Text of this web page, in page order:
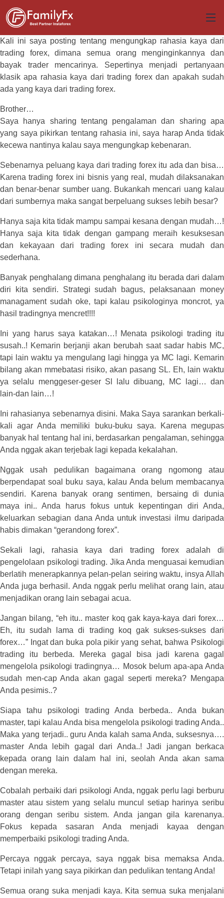
Kali ini saya posting tentang mengungkap rahasia kaya dari
trading forex, dimana semua orang menginginkannya dan
bayak trader mencarinya. Sepertinya menjadi pertanyaan
klasik apa rahasia kaya dari trading forex dan apakah sudah
ada yang kaya dari trading forex.
Brother…
Saya hanya sharing tentang pengalaman dan sharing apa
yang saya pikirkan tentang rahasia ini, saya harap Anda tidak
kecewa nantinya kalau saya mengungkap kebenaran.
Sebenarnya peluang kaya dari trading forex itu ada dan bisa…
Karena trading forex ini bisnis yang real, mudah dilaksanakan
dan benar-benar sumber uang. Bukankah mencari uang kalau
dari sumbernya maka sangat berpeluang sukses lebih besar?
Hanya saja kita tidak mampu sampai kesana dengan mudah…!
Hanya saja kita tidak dengan gampang meraih kesuksesan
dan kekayaan dari trading forex ini secara mudah dan
sederhana.
Banyak penghalang dimana penghalang itu berada dari dalam
diri kita sendiri. Strategi sudah bagus, pelaksanaan money
managament sudah oke, tapi kalau psikologinya moncrot, ya
hasil tradingnya mencret!!!!
Ini yang harus saya katakan…! Menata psikologi trading itu
susah..! Kemarin berjanji akan berubah saat sadar habis MC,
tapi lain waktu ya mengulang lagi hingga ya MC lagi. Kemarin
bilang akan mmebatasi risiko, akan pasang SL. Eh, lain waktu
ya selalu menggeser-geser Sl lalu dibuang, MC lagi… dan
lain-dan lain…!
Ini rahasianya sebenarnya disini. Maka Saya sarankan berkali-
kali agar Anda memiliki buku-buku saya. Karena megupas
banyak hal tentang hal ini, berdasarkan pengalaman, sehingga
Anda nggak akan terjebak lagi kepada kekalahan.
Nggak usah pedulikan bagaimana orang ngomong atau
berpendapat soal buku saya, kalau Anda belum membacanya
sendiri. Karena banyak orang sentimen, bersaing di dunia
maya ini.. Anda harus fokus untuk kepentingan diri Anda,
keluarkan sebagian dana Anda untuk investasi ilmu daripada
habis dimakan “gerandong forex”.
Sekali lagi, rahasia kaya dari trading forex adalah di
pengelolaan psikologi trading. Jika Anda menguasai kemudian
berlatih menerapkannya pelan-pelan seiring waktu, insya Allah
Anda juga berhasil. Anda nggak perlu melihat orang lain, atau
menjadikan orang lain sebagai acua.
Jangan bilang, “eh itu.. master koq gak kaya-kaya dari forex…
Eh, itu sudah lama di trading koq gak sukses-sukses dari
forex…” Ingat dan buka pola pikir yang sehat, bahwa Psikologi
trading itu berbeda. Mereka gagal bisa jadi karena gagal
mengelola psikologi tradingnya… Mosok belum apa-apa Anda
sudah men-cap Anda akan gagal seperti mereka? Mengapa
Anda pesimis..?
Siapa tahu psikologi trading Anda berbeda.. Anda bukan
master, tapi kalau Anda bisa mengelola psikologi trading Anda..
Maka yang terjadi.. guru Anda kalah sama Anda, suksesnya….
master Anda lebih gagal dari Anda..! Jadi jangan berkaca
kepada orang lain dalam hal ini, seolah Anda akan sama
dengan mereka.
Cobalah perbaiki dari psikologi Anda, nggak perlu lagi berburu
master atau sistem yang selalu muncul setiap harinya seribu
orang dengan seribu sistem. Anda jangan gila karenanya.
Fokus kepada sasaran Anda menjadi kayaa dengan
memperbaiki psikologi trading Anda.
Percaya nggak percaya, saya nggak bisa memaksa Anda.
Tetapi inilah yang saya pikirkan dan pedulikan tentang Anda!
Semua orang suka menjadi kaya. Kita semua suka menjalani